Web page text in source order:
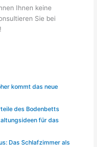
Ihnen keine
Sie bei
kommt das neue
des Bodenbetts
für das
Das Schlafzimmer als